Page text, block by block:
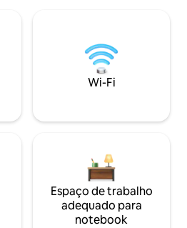
Wi-Fi
Espaço de trabalho
adequado para
notebook